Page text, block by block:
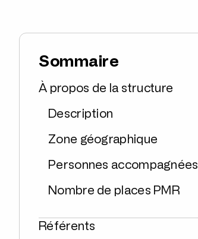
Sommaire
À propos de la structure
Description
Zone géographique
Personnes accompagnées
Nombre de places PMR
Référents